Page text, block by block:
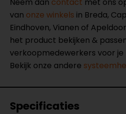
van onze winkels in Breda,
Eindhoven, Vianen of
het product bekijken &
verkoopmedewerkers voor je
Bekijk onze andere
Specificaties